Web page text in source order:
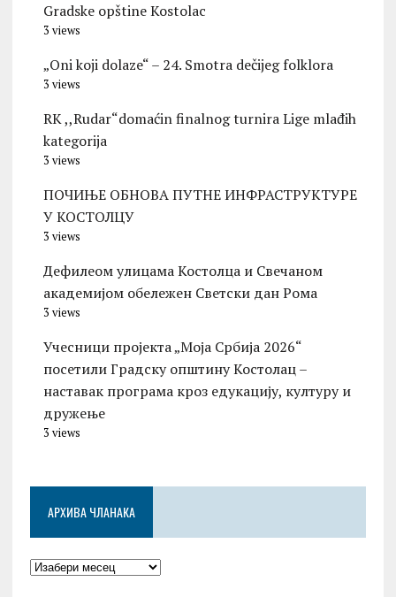
Gradske opštine Kostolac
3 views
„Oni koji dolaze“ – 24. Smotra dečijeg folklora
3 views
RK ,,Rudar“domaćin finalnog turnira Lige mlađih
kategorija
3 views
ПОЧИЊЕ ОБНОВА ПУТНЕ ИНФРАСТРУКТУРЕ
У КОСТОЛЦУ
3 views
Дефилеом улицама Костолца и Свечаном
академијом обележен Светски дан Рома
3 views
Учесници пројекта „Моја Србија 2026“
посетили Градску општину Костолац –
наставак програма кроз едукацију, културу и
дружење
3 views
АРХИВА ЧЛАНАКА